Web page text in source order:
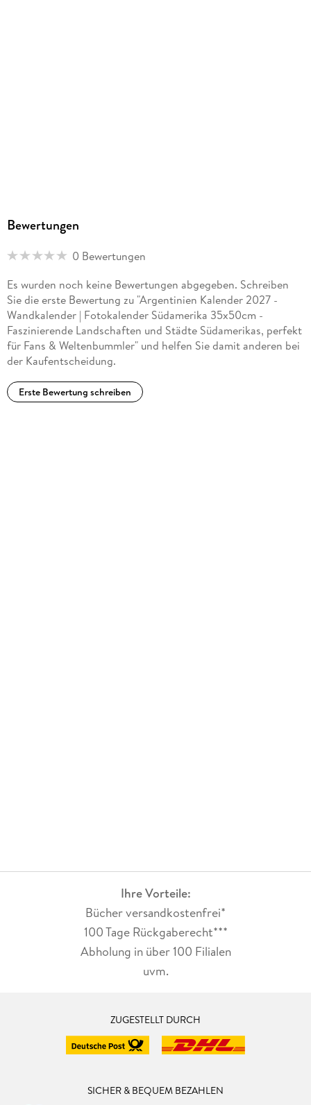
Bewertungen
0 Bewertungen
Es wurden noch keine Bewertungen abgegeben. Schreiben
Sie die erste Bewertung zu "Argentinien Kalender 2027 -
Wandkalender | Fotokalender Südamerika 35x50cm -
Faszinierende Landschaften und Städte Südamerikas, perfekt
für Fans & Weltenbummler" und helfen Sie damit anderen bei
der Kaufentscheidung.
Erste Bewertung schreiben
Ihre Vorteile:
Bücher versandkostenfrei*
100 Tage Rückgaberecht***
Abholung in über 100 Filialen
uvm.
ZUGESTELLT DURCH
SICHER & BEQUEM BEZAHLEN